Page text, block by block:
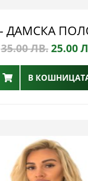
35.00ЛВ.25.00
В